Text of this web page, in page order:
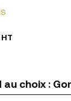
HT
au choix :